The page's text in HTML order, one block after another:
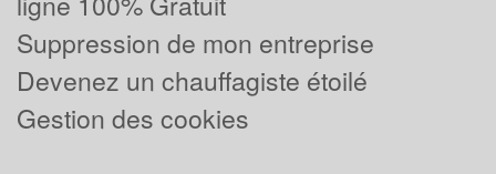
Suppression de mon entreprise
Devenez un chauffagiste étoilé
Gestion des cookies